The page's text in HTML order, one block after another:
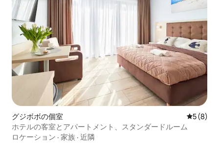
グジボボの個室 レビュー
5 (8)
ホテルの客室とアパートメント、スタンダードルーム
ロケーション · 家族 · 近隣